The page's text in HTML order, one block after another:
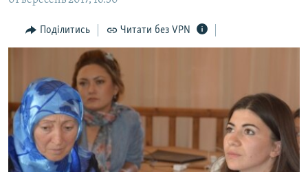
пошуку
ПОГЛЯД
ІНТЕРВ'Ю
СПЕЦПРОЕКТИ
ДЕПОРТАЦІЯ
ВІДЕОУРОКИ «ELIFBE»
СВІДЧЕННЯ ОКУПАЦІЇ
ЯК ОБІЙТИ БЛОКУВАННЯ
Русский
Qırımtatar
Поділитись Читати без VPN